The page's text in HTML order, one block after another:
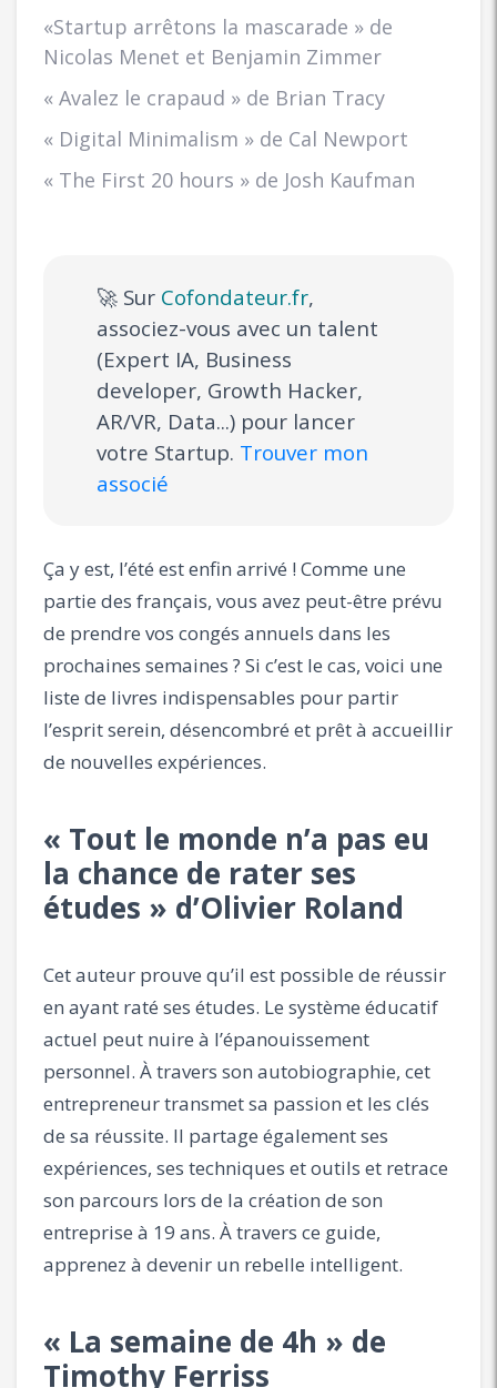
«Startup arrêtons la mascarade » de
Nicolas Menet et Benjamin Zimmer
« Avalez le crapaud » de Brian Tracy
« Digital Minimalism » de Cal Newport
« The First 20 hours » de Josh Kaufman
🚀 Sur Cofondateur.fr,
associez-vous avec un talent
(Expert IA, Business
developer, Growth Hacker,
AR/VR, Data...) pour lancer
votre Startup. Trouver mon
associé
Ça y est, l’été est enfin arrivé ! Comme une
partie des français, vous avez peut-être prévu
de prendre vos congés annuels dans les
prochaines semaines ? Si c’est le cas, voici une
liste de livres indispensables pour partir
l’esprit serein, désencombré et prêt à accueillir
de nouvelles expériences.
« Tout le monde n’a pas eu
la chance de rater ses
études » d’Olivier Roland
Cet auteur prouve qu’il est possible de réussir
en ayant raté ses études. Le système éducatif
actuel peut nuire à l’épanouissement
personnel. À travers son autobiographie, cet
entrepreneur transmet sa passion et les clés
de sa réussite. Il partage également ses
expériences, ses techniques et outils et retrace
son parcours lors de la création de son
entreprise à 19 ans. À travers ce guide,
apprenez à devenir un rebelle intelligent.
« La semaine de 4h » de
Timothy Ferriss